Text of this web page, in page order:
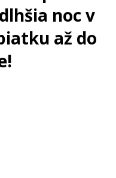
noc v
až do